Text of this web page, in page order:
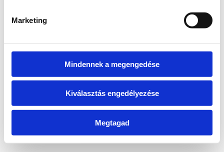
Marketing
Mindennek a megengedése
Kiválasztás engedélyezése
Megtagad